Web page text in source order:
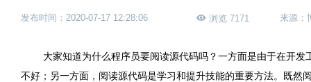
发布时间：2020-07-17 12:28:06 浏览 7171 来源：
大家知道为什么程序员要阅读源代码吗？一方面是由于在开
不好；另一方面，阅读源代码是学习和提升技能的重要方法。既